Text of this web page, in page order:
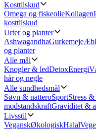
Kosttilskud
Omega og fiskeolieKollagen
kosttilskud
Urter og planter
AshwagandhaGurkemeje
og planter
Alle mål
Knogler & ledDetoxEnergi
hår og negle
Alle sundhedsmål
Søvn & natteroSportStress
modstandskraftGraviditet &
Livsstil
VeganskØkologiskHalal